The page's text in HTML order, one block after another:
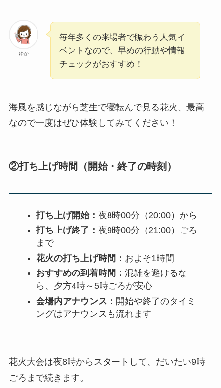
ゆか
毎年多くの来場者で賑わう人気イ
ベントなので、早めの行動や情報
チェックがおすすめ！
海風を感じながら芝生で寝転んで見る花火、最高
なので一度はぜひ体験してみてください！
②打ち上げ時間（開始・終了の時刻）
打ち上げ開始： 夜8時00分（20:00）から
打ち上げ終了： 夜9時00分（21:00）ごろ
まで
花火の打ち上げ時間： およそ1時間
おすすめの到着時間： 混雑を避けるな
ら、夕方4時～5時ごろが安心
会場内アナウンス： 開始や終了のタイミ
ングはアナウンスも流れます
花火大会は夜8時からスタートして、だいたい9時
ごろまで続きます。